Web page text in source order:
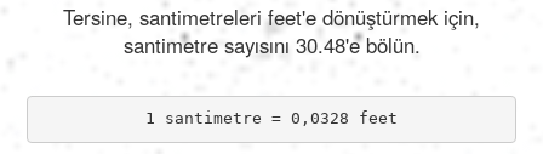
Tersine, santimetreleri feet'e dönüştürmek için,
santimetre sayısını 30.48'e bölün.
1 santimetre = 0,0328 feet